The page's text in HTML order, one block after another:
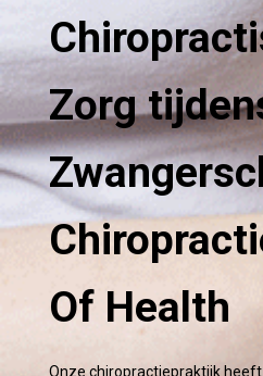
Zorg
Of Health
Onze chiropractiepraktijk